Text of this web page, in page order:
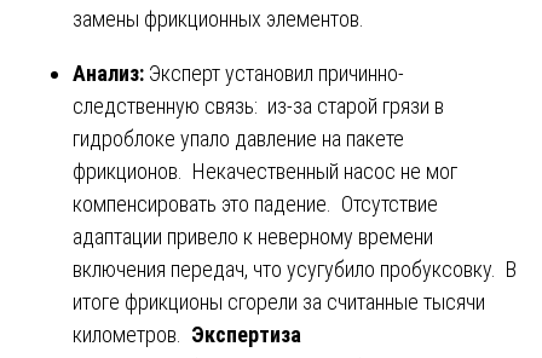
замены фрикционных элементов.
Анализ: Эксперт установил причинно-
следственную связь: из-за старой грязи в
гидроблоке упало давление на пакете
фрикционов. Некачественный насос не мог
компенсировать это падение. Отсутствие
адаптации привело к неверному времени
включения передач, что усугубило пробуксовку. В
итоге фрикционы сгорели за считанные тысячи
километров. Экспертиза